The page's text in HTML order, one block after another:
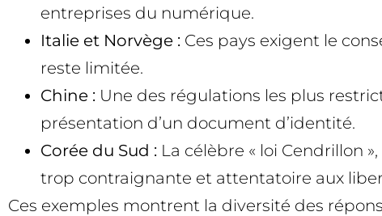
entreprises du numérique.
Italie et Norvège : Ces pays exigent le
reste limitée.
Chine : Une des régulations les plus
présentation d’un document d’identité.
Corée du Sud : La célèbre « loi Cendrillon
trop contraignante et attentatoire aux
Ces exemples montrent la diversité des